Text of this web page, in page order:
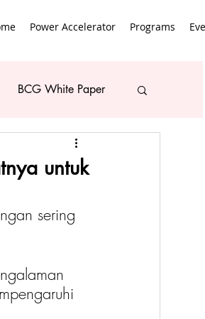
Power Accelerator Programs
BCG White Paper
untuk
sering